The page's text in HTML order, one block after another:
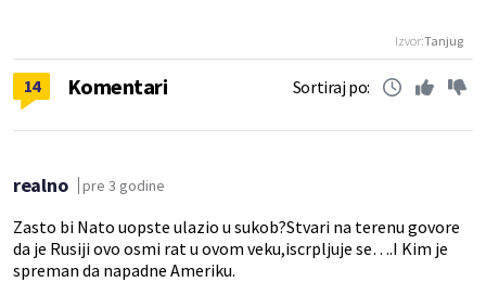
Izvor:Tanjug
14 Komentari Sortiraj po:
realno pre 3 godine
Zasto bi Nato uopste ulazio u sukob?Stvari na terenu govore
da je Rusiji ovo osmi rat u ovom veku,iscrpljuje se….I Kim je
spreman da napadne Ameriku.